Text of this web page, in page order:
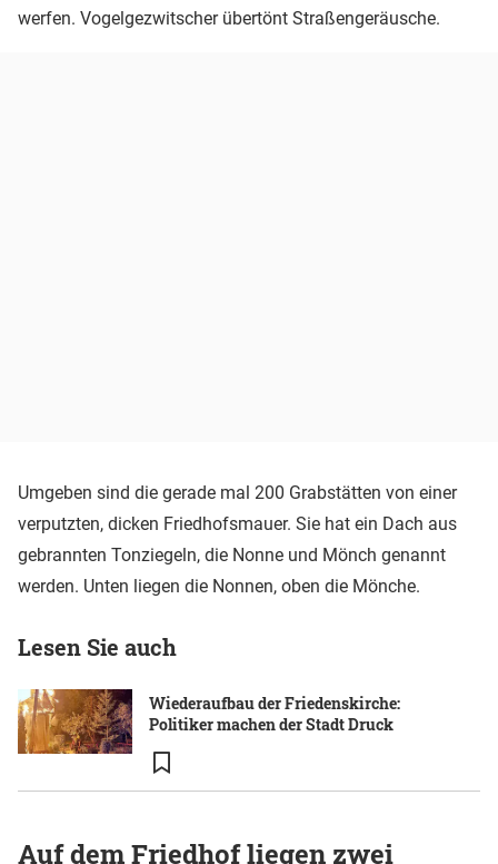
werfen. Vogelgezwitscher übertönt Straßengeräusche.
Umgeben sind die gerade mal 200 Grabstätten von einer
verputzten, dicken Friedhofsmauer. Sie hat ein Dach aus
gebrannten Tonziegeln, die Nonne und Mönch genannt
werden. Unten liegen die Nonnen, oben die Mönche.
Lesen Sie auch
Wiederaufbau der Friedenskirche:
Politiker machen der Stadt Druck
Auf dem Friedhof liegen zwei